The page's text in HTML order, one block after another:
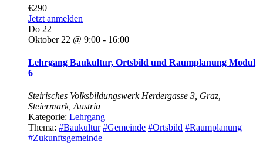
€290
Jetzt anmelden
Do 22
Oktober 22 @ 9:00 - 16:00
Lehrgang Baukultur, Ortsbild und Raumplanung Modul
6
Steirisches Volksbildungswerk Herdergasse 3, Graz,
Steiermark, Austria
Kategorie: Lehrgang
Thema: #Baukultur #Gemeinde #Ortsbild #Raumplanung
#Zukunftsgemeinde